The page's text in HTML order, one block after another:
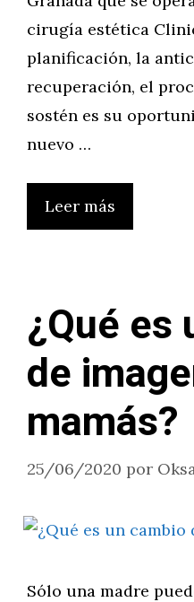
cirugía estética
planificación, la
recuperación, el
sostén es su
nuevo …
Leer más
¿Qué es
de
mamás?
25/06/2020 por
Sólo una madre